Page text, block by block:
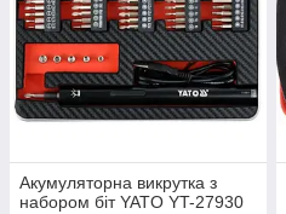
Акумуляторна викрутка з
набором біт YATO YT-27930